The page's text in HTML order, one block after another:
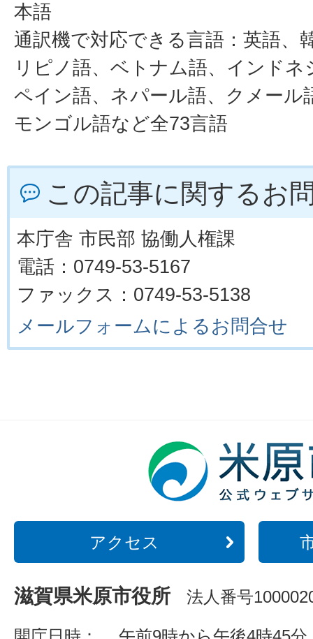
本語
通訳機で対応できる言語：英語、
リピノ語、ベトナム語、インド
ペイン語、ネパール語、クメール
モンゴル語など全73言語
この記事に関するお
本庁舎 市民部 協働人権課
電話：0749-53-5167
ファックス：0749-53-5138
メールフォームによるお問合せ
アクセス
滋賀県米原市役所 法人番号